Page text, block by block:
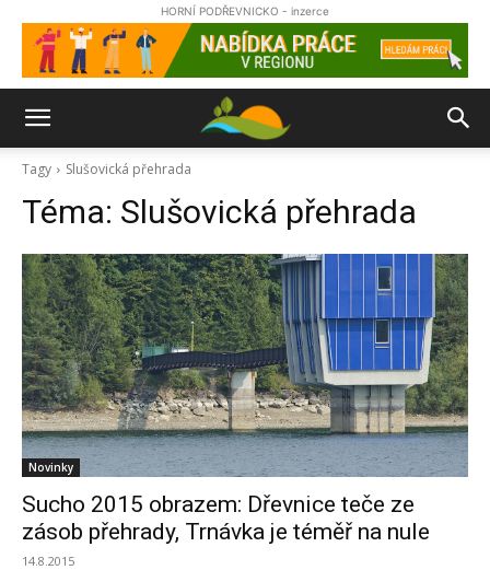
HORNÍ PODŘEVNICKO - inzerce
Tagy Slušovická přehrada
Téma: Slušovická přehrada
Novinky
Sucho 2015 obrazem: Dřevnice teče ze
zásob přehrady, Trnávka je téměř na nule
14.8.2015